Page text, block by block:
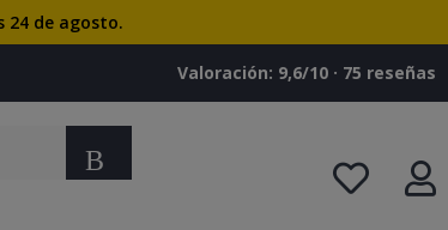
24 de agosto.
Valoración: 9,6/10 · ‎75 reseñas
Buscar